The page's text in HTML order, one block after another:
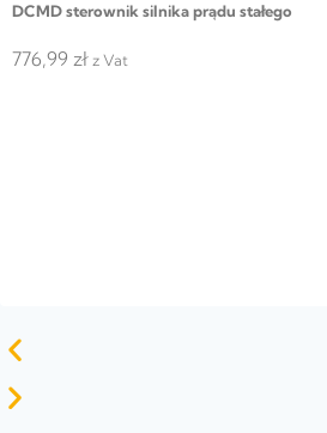
DCMD sterownik silnika prądu stałego
776,99 zł z Vat